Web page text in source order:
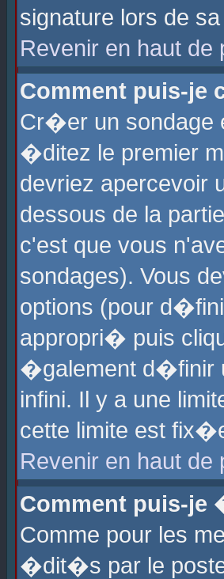
signature lors de
Revenir en haut de
Comment puis-je
Cr�er un sondage
�ditez le premier
devriez apercevoir
dessous de la partie
c'est que vous
sondages). Vous
options (pour
appropri� puis
�galement d�finir
infini. Il y a une
cette limite est
Revenir en haut de
Comment puis-je
Comme pour les
�dit�s par le